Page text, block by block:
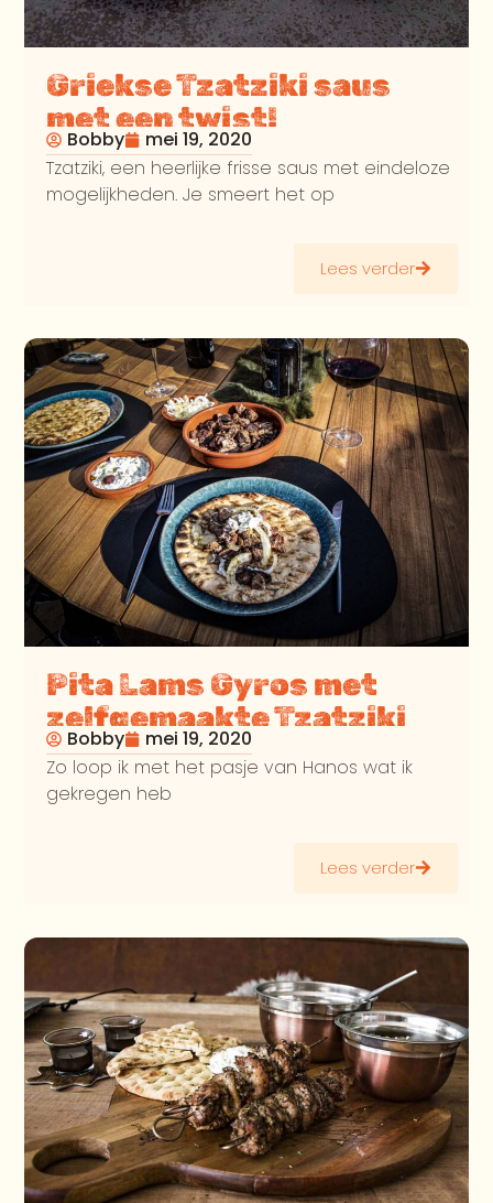
Griekse Tzatziki saus
met een twist!
Bobby
mei 19, 2020
Tzatziki, een heerlijke frisse saus met eindeloze
mogelijkheden. Je smeert het op
Lees verder
Pita Lams Gyros met
zelfgemaakte Tzatziki
van de BBQ
Bobby
mei 19, 2020
Zo loop ik met het pasje van Hanos wat ik
gekregen heb
Lees verder